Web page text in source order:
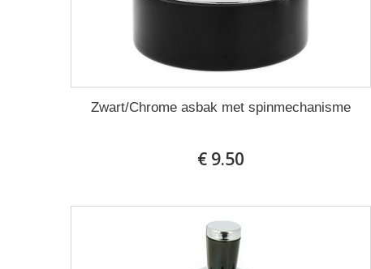
Zwart/Chrome asbak met spinmechanisme
€ 9.50